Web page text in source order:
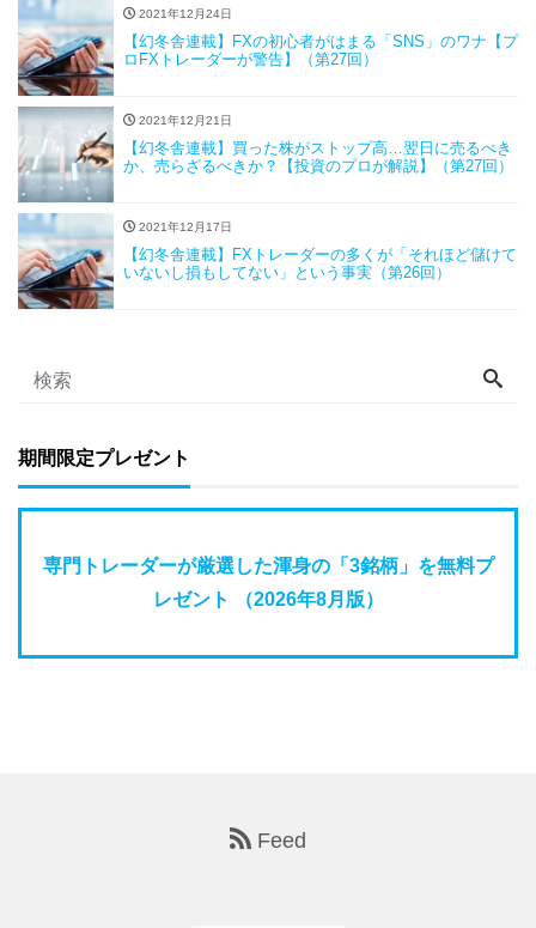
2021年12月24日
【幻冬舎連載】FXの初心者がはまる「SNS」のワナ【プ
ロFXトレーダーが警告】（第27回）
2021年12月21日
【幻冬舎連載】買った株がストップ高…翌日に売るべき
か、売らざるべきか？【投資のプロが解説】（第27回）
2021年12月17日
【幻冬舎連載】FXトレーダーの多くが「それほど儲けて
いないし損もしてない」という事実（第26回）
期間限定プレゼント
専門トレーダーが厳選した渾身の「3銘柄」を無料プ
レゼント （2026年8月版）
Feed